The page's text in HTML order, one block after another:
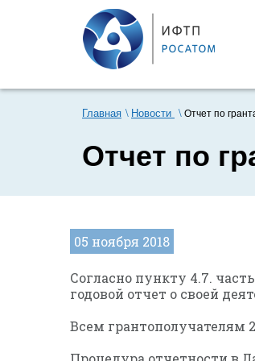
Главная Новости Отчет по
Отчет по
05 ноября 2018
Согласно пункту 4.7.
годовой отчет о своей
Всем грантополучателям